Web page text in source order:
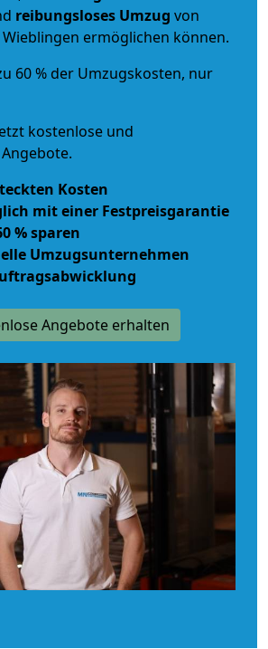
reibungsloses Umzug von
ermöglichen können.
60 % der Umzugskosten, nur
kostenlose und
Kosten
mit einer Festpreisgarantie
% sparen
Umzugsunternehmen
Angebote erhalten